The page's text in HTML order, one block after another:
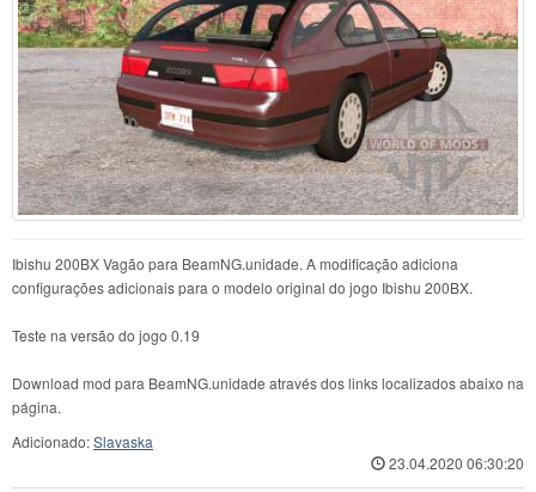
Ibishu 200BX Vagão para BeamNG.unidade. A modificação adiciona
configurações adicionais para o modelo original do jogo Ibishu 200BX.
Teste na versão do jogo 0.19
Download mod para BeamNG.unidade através dos links localizados abaixo na
página.
Adicionado:Slavaska
23.04.2020 06:30:20